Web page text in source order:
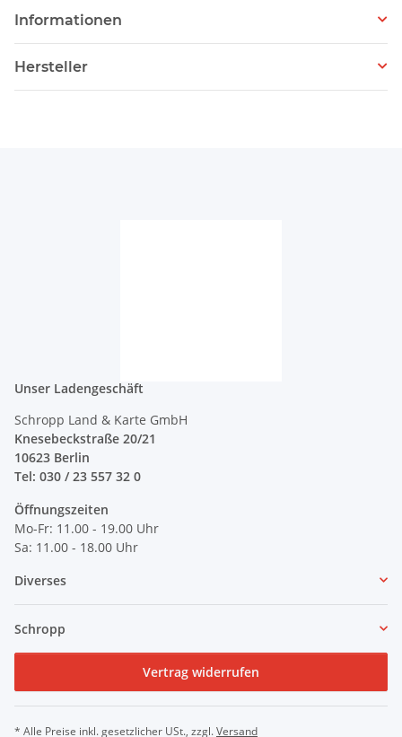
Informationen
Hersteller
Unser Ladengeschäft
Schropp Land & Karte GmbH
Knesebeckstraße 20/21
10623 Berlin
Tel: 030 / 23 557 32 0
Öffnungszeiten
Mo-Fr: 11.00 - 19.00 Uhr
Sa: 11.00 - 18.00 Uhr
Diverses
Schropp
Vertrag widerrufen
* Alle Preise inkl. gesetzlicher USt., zzgl.Versand